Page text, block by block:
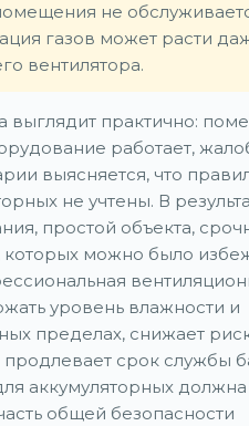
не
газов может расти
вентилятора.
выглядит практично:
работает,
выясняется, что
не учтены. В
простой объекта,
можно было
уровень влажности и
пределах, снижает
продлевает срок службы
аккумуляторных должна
общей безопасности